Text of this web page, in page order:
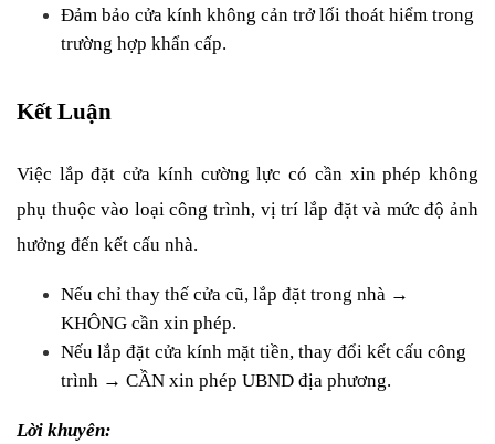
Đảm bảo cửa kính không cản trở lối thoát hiểm trong
trường hợp khẩn cấp.
Kết Luận
Việc lắp đặt cửa kính cường lực có cần xin phép không
phụ thuộc vào loại công trình, vị trí lắp đặt và mức độ ảnh
hưởng đến kết cấu nhà.
Nếu chỉ thay thế cửa cũ, lắp đặt trong nhà →
KHÔNG cần xin phép.
Nếu lắp đặt cửa kính mặt tiền, thay đổi kết cấu công
trình → CẦN xin phép UBND địa phương.
Lời khuyên: